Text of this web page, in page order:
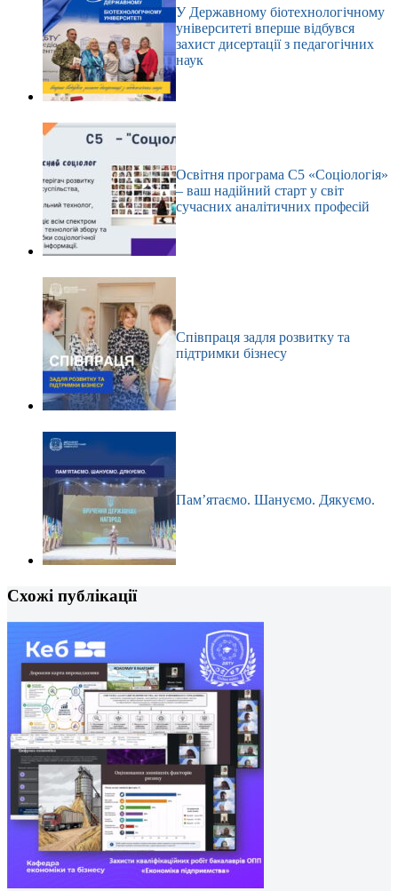
У Державному біотехнологічному
університеті вперше відбувся
захист дисертації з педагогічних
наук
Освітня програма С5 «Соціологія»
– ваш надійний старт у світ
сучасних аналітичних професій
Співпраця задля розвитку та
підтримки бізнесу
Пам’ятаємо. Шануємо. Дякуємо.
Схожі публікації